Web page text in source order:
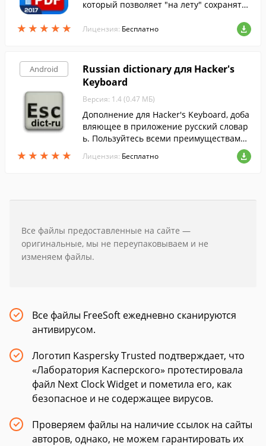
★ ★ ★ ★ ★
★ ★ ★ ★ ★
который позволяет "на лету" сохранять
Лицензия: Бесплатно
Android
★ ★ ★ ★ ★
★ ★ ★ ★ ★
Russian dictionary для Hacker's
Keyboard
Версия: 1.4 (0.47 МБ)
Дополнение для Hacker's Keyboard, доба
вляющее в приложение русский словар
ь. Пользуйтесь всеми преимуществами
этой клавиатуры, установив русскую рас
кладку.
Лицензия: Бесплатно
Все файлы предоставленные на сайте —
оригинальные, мы не переупаковываем и не
изменяем файлы.
Все файлы FreeSoft ежедневно сканируются
антивирусом.
Логотип Kaspersky Trusted подтверждает, что
«Лаборатория Касперского» протестировала
файл Next Clock Widget и пометила его, как
безопасное и не содержащее вирусов.
Проверяем файлы на наличие ссылок на сайты
авторов, однако, не можем гарантировать их